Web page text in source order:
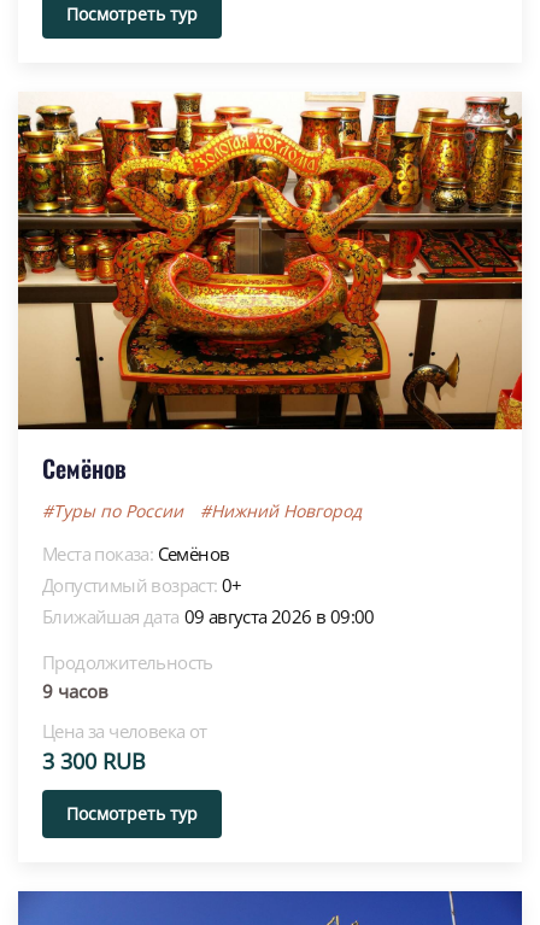
Посмотреть тур
Семёнов
#Туры по России #Нижний Новгород
Места показа: Семёнов
Допустимый возраст: 0+
Ближайшая дата 09 августа 2026 в 09:00
Продолжительность
9 часов
Цена за человека от
3 300 RUB
Посмотреть тур